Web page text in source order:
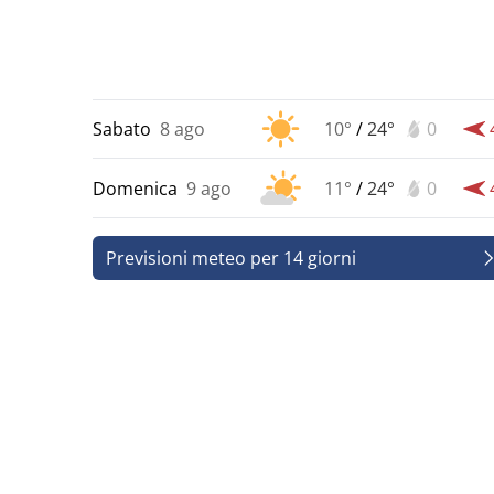
Sabato 8 ago 10° /24° 0
Domenica 9 ago 11° /24° 0
Previsioni meteo per 14 giorni